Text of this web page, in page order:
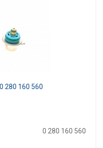
280 160 560
0 280 160 560